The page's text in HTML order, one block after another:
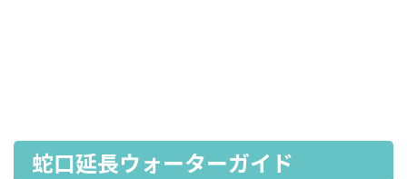
蛇口延長ウォーターガイド